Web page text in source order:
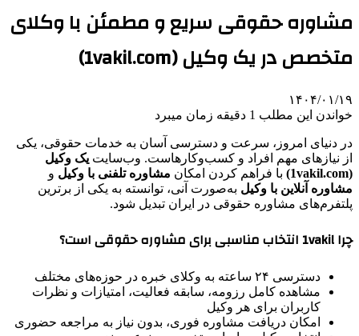
مشاوره حقوقی سریع و مطمئن با وکلای
متخصص در یک وکیل (1vakil.com)
۱۴۰۴/۰۱/۱۹
خواندن این مطلب 1 دقیقه زمان میبرد
در دنیای امروز، سرعت و دسترسی آسان به خدمات حقوقی، یکی
از نیازهای مهم افراد و کسب‌وکارهاست. وب‌سایت یک وکیل
(1vakil.com)
با فراهم کردن امکان مشاوره تلفنی با وکیل و
مشاوره آنلاین با وکیل به‌صورت آنی، توانسته به یکی از برترین
پلتفرم‌های مشاوره حقوقی در ایران تبدیل شود.
چرا1vakil انتخاب مناسبی برای مشاوره حقوقی است؟
دسترسی ۲۴ ساعته به وکلای خبره در حوزه‌های مختلف
مشاهده کامل رزومه، سابقه فعالیت، امتیازات و نظرات
کاربران برای هر وکیل
امکان دریافت مشاوره فوری، بدون نیاز به مراجعه حضوری